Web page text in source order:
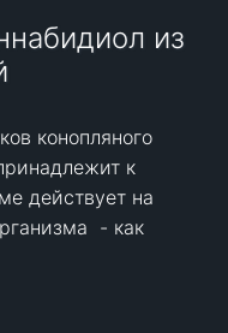
из
конопляного
к
действует на
- как